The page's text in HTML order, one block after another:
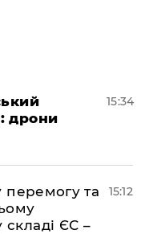
дрони
15:34
перемогу та
ЄС –
15:12